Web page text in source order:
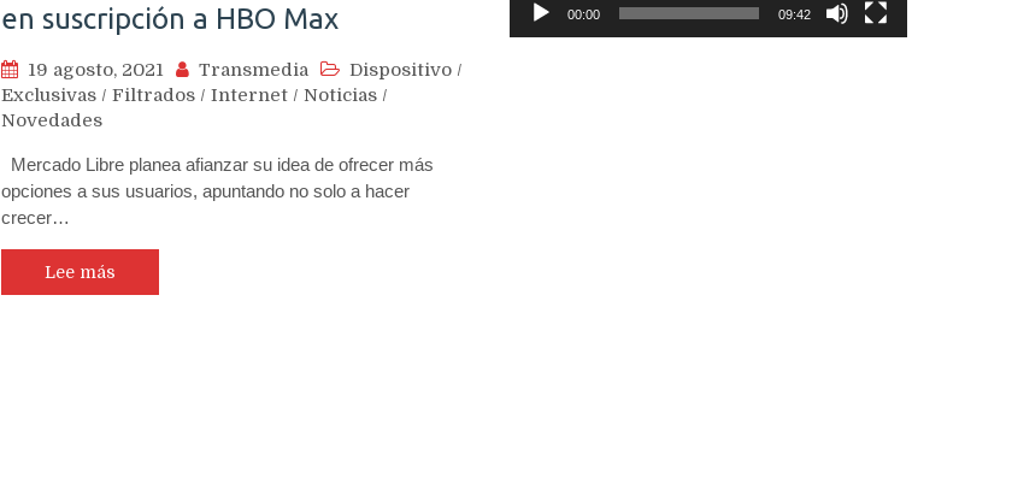
en suscripción a HBO Max
19 agosto, 2021 Transmedia Dispositivo /
Exclusivas / Filtrados / Internet / Noticias /
Novedades
Mercado Libre planea afianzar su idea de ofrecer más
opciones a sus usuarios, apuntando no solo a hacer
crecer…
Lee más
00:00 09:42